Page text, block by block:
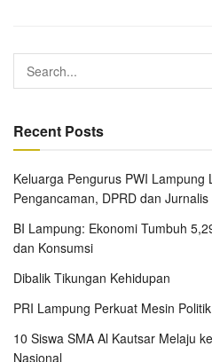
Recent Posts
Keluarga Pengurus PWI Lampung
Pengancaman, DPRD dan
BI Lampung: Ekonomi Tumbuh
dan Konsumsi
Dibalik Tikungan Kehidupan
PRI Lampung Perkuat Mesin
10 Siswa SMA Al Kautsar Melaju
Nasional